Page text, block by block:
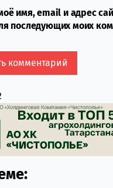
имя, email и адрес
последующих моих